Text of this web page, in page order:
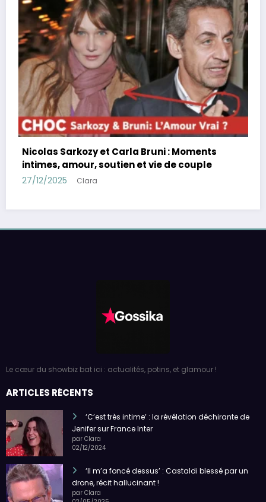
Bruni : Moments
et vie de couple
Charles Leclerc et
fiançailles, demande en
complice, F1
26/11/2025 Clara
ARTICLES RÉCENTS
‘C’est très intime’ : la révélation déchirante de
par Clara
02/12/2024
‘Il m’a foncé dessus’ : Castaldi blessé par un
par Clara
02/05/2025